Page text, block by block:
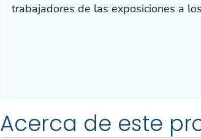
trabajadores de las exposiciones a
Acerca de este